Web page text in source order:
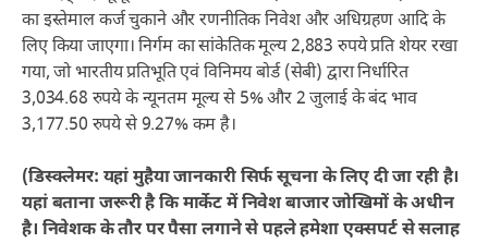
का इस्तेमाल कर्ज चुकाने और रणनीतिक निवेश और अधिग्रहण आदि के
लिए किया जाएगा। निर्गम का सांकेतिक मूल्य 2,883 रुपये प्रति शेयर रखा
गया, जो भारतीय प्रतिभूति एवं विनिमय बोर्ड (सेबी) द्वारा निर्धारित
3,034.68 रुपये के न्यूनतम मूल्य से 5% और 2 जुलाई के बंद भाव
3,177.50 रुपये से 9.27% कम है।
(डिस्क्लेमर: यहां मुहैया जानकारी सिर्फ सूचना के लिए दी जा रही है।
यहां बताना जरूरी है कि मार्केट में निवेश बाजार जोखिमों के अधीन
है। निवेशक के तौर पर पैसा लगाने से पहले हमेशा एक्सपर्ट से सलाह